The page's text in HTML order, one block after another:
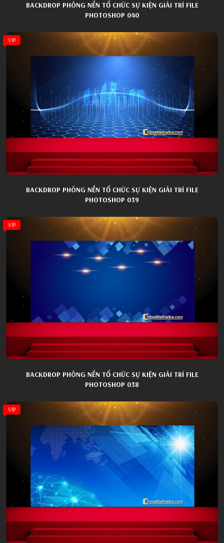
BACKDROP PHÔNG NỀN TỔ CHỨC SỰ KIỆN GIẢI TRÍ FILE
PHOTOSHOP 040
VIP
BACKDROP PHÔNG NỀN TỔ CHỨC SỰ KIỆN GIẢI TRÍ FILE
PHOTOSHOP 039
VIP
BACKDROP PHÔNG NỀN TỔ CHỨC SỰ KIỆN GIẢI TRÍ FILE
PHOTOSHOP 038
VIP